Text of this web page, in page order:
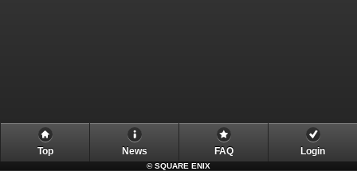
Top News FAQ Login
©SQUARE ENIX